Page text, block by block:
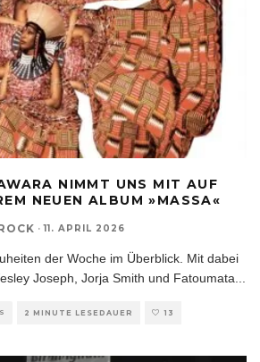
NIMMT UNS MIT AUF
NEUEN ALBUM »MASSA«
· 11. APRIL 2026
der Woche im Überblick. Mit dabei
Joseph, Jorja Smith und Fatoumata
2 MINUTE LESEDAUER 13